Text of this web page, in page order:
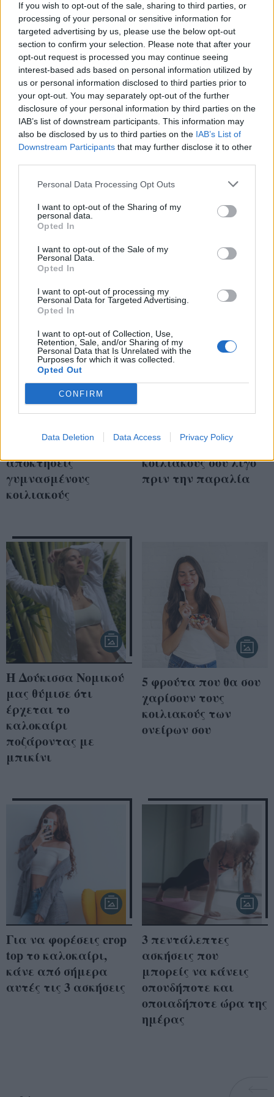
If you wish to opt-out of the sale, sharing to third parties, or
processing of your personal or sensitive information for
targeted advertising by us, please use the below opt-out
section to confirm your selection. Please note that after your
opt-out request is processed you may continue seeing
interest-based ads based on personal information utilized by
us or personal information disclosed to third parties prior to
your opt-out. You may separately opt-out of the further
disclosure of your personal information by third parties on the
IAB’s list of downstream participants. This information may
also be disclosed by us to third parties on the IAB’s List of
Downstream Participants that may further disclose it to other
Personal Data Processing Opt Outs
I want to opt-out of the Sharing of my
personal data.
Opted In
I want to opt-out of the Sale of my
Personal Data.
Opted In
I want to opt-out of processing my
Personal Data for Targeted Advertising.
Opted In
I want to opt-out of Collection, Use,
Retention, Sale, and/or Sharing of my
Personal Data that Is Unrelated with the
Purposes for which it was collected.
Opted Out
CONFIRM
Data Deletion Data Access Privacy Policy
Bikini queen: 3
ασκήσεις που θα σου
χαρίσουν τους πιο
γραμμωμένους
κοιλιακούς
Ονειρεύεσαι
κοιλιακούς; Οι
είναι η λύση
5 λεπτά προπόνησης
αποκτήσεις
γυμνασμένους
κοιλιακούς
Οι 5 ασκήσεις που θα
τονώσουν τους
κοιλιακούς σου λίγο
πριν την παραλία
Η Δούκισσα Νομικού
μας θύμισε ότι
έρχεται το
καλοκαίρι
ποζάροντας με
μπικίνι
5 φρούτα που θα σου
χαρίσουν τους
κοιλιακούς των
ονείρων σου
Για να φορέσεις crop
top το καλοκαίρι,
κάνε από σήμερα
αυτές τις 3 ασκήσεις
3 πεντάλεπτες
ασκήσεις που
μπορείς να κάνεις
οπουδήποτε και
οποιαδήποτε ώρα της
ημέρας